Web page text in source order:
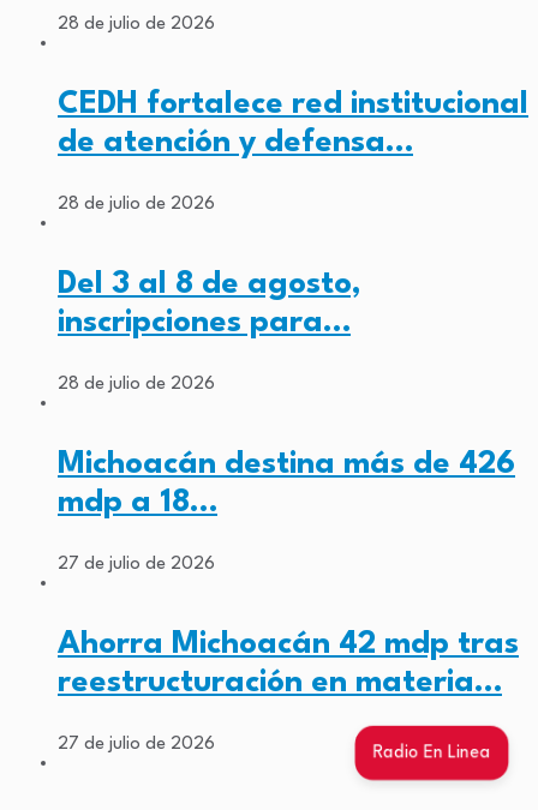
Radio En Linea
28 de julio de 2026
CEDH fortalece red institucional
de atención y defensa…
28 de julio de 2026
Del 3 al 8 de agosto,
inscripciones para…
28 de julio de 2026
Michoacán destina más de 426
mdp a 18…
27 de julio de 2026
Ahorra Michoacán 42 mdp tras
reestructuración en materia…
27 de julio de 2026